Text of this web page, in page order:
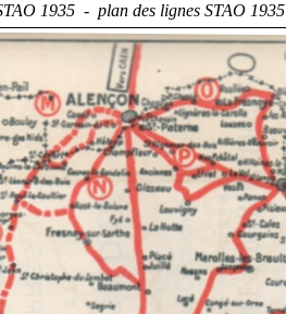
1935 - plan des lignes STAO 1935